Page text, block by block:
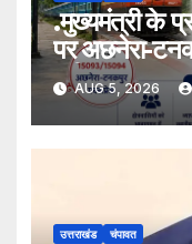
.मुख्यमंत्री के
पर अछनेरा-
स्वीकृत
AUG 5, 2026
उत्तराखंड चंपावत